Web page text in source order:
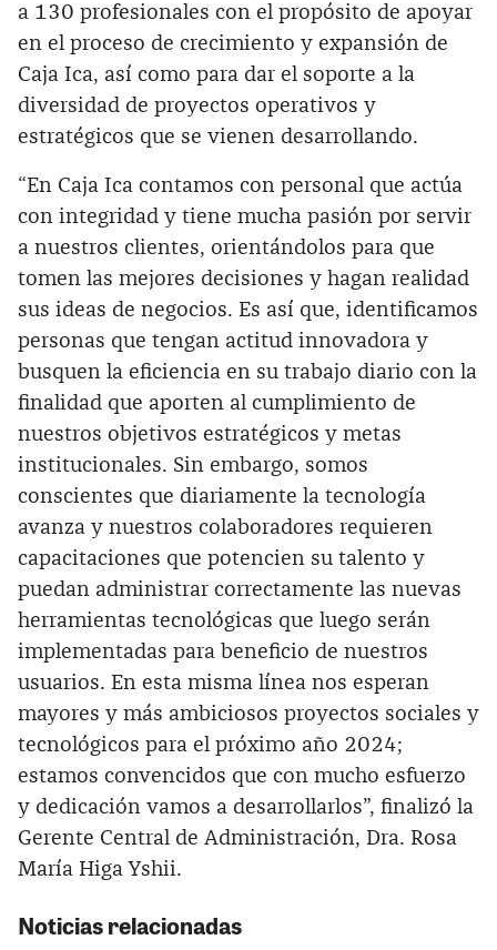
a 130 profesionales con el propósito de apoyar
en el proceso de crecimiento y expansión de
Caja Ica, así como para dar el soporte a la
diversidad de proyectos operativos y
estratégicos que se vienen desarrollando.
“En Caja Ica contamos con personal que actúa
con integridad y tiene mucha pasión por servir
a nuestros clientes, orientándolos para que
tomen las mejores decisiones y hagan realidad
sus ideas de negocios. Es así que, identificamos
personas que tengan actitud innovadora y
busquen la eficiencia en su trabajo diario con la
finalidad que aporten al cumplimiento de
nuestros objetivos estratégicos y metas
institucionales. Sin embargo, somos
conscientes que diariamente la tecnología
avanza y nuestros colaboradores requieren
capacitaciones que potencien su talento y
puedan administrar correctamente las nuevas
herramientas tecnológicas que luego serán
implementadas para beneficio de nuestros
usuarios. En esta misma línea nos esperan
mayores y más ambiciosos proyectos sociales y
tecnológicos para el próximo año 2024;
estamos convencidos que con mucho esfuerzo
y dedicación vamos a desarrollarlos”, finalizó la
Gerente Central de Administración, Dra. Rosa
María Higa Yshii.
Noticias relacionadas